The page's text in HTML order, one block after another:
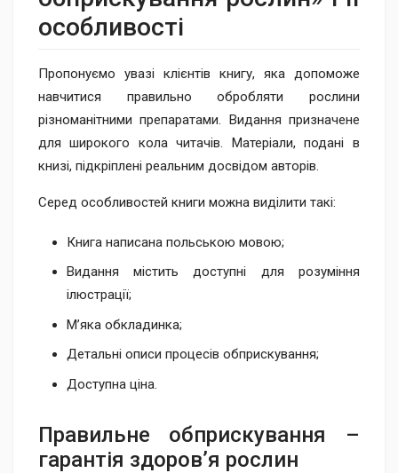
особливості
Пропонуємо увазі клієнтів книгу, яка допоможе
навчитися правильно обробляти рослини
різноманітними препаратами. Видання призначене
для широкого кола читачів. Матеріали, подані в
книзі, підкріплені реальним досвідом авторів.
Серед особливостей книги можна виділити такі:
Книга написана польською мовою;
Видання містить доступні для розуміння
ілюстрації;
М’яка обкладинка;
Детальні описи процесів обприскування;
Доступна ціна.
Правильне об​прискування –
гарантія здоров’я рослин